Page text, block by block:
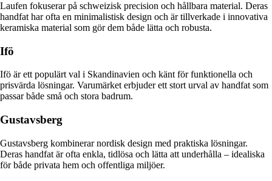
Laufen fokuserar på schweizisk precision och hållbara material. Deras
handfat har ofta en minimalistisk design och är tillverkade i innovativa
keramiska material som gör dem både lätta och robusta.
Ifö
Ifö är ett populärt val i Skandinavien och känt för funktionella och
prisvärda lösningar. Varumärket erbjuder ett stort urval av handfat som
passar både små och stora badrum.
Gustavsberg
Gustavsberg kombinerar nordisk design med praktiska lösningar.
Deras handfat är ofta enkla, tidlösa och lätta att underhålla – idealiska
för både privata hem och offentliga miljöer.